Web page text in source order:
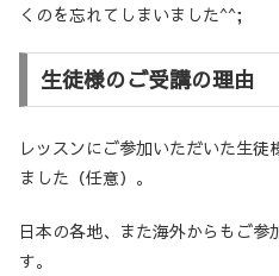
くのを忘れてしまいました^^;
生徒様のご受講の理由
レッスンにご参加いただいた生
ました（任意）。
日本の各地、また海外からもご
す。